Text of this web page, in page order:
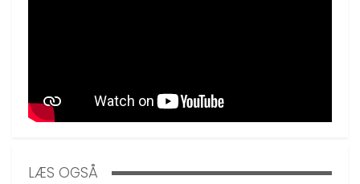
LÆS OGSÅ